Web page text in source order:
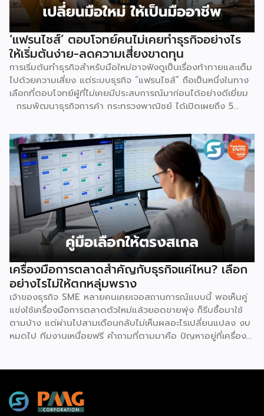
‘แฟรนไชส์’ ตอบโจทย์คนไม่เคยทำธุรกิจอย่างไร
ให้เริ่มต้นง่าย-ลดความเสี่ยงขาดทุน
การเริ่มต้นทำธุรกิจสำหรับมือใหม่อาจฟังดูเป็นเรื่องท้าทายและเต็ม
ไปด้วยความเสี่ยง แต่ระบบธุรกิจ “แฟรนไชส์” ถือเป็นหนึ่งในทาง
เลือกที่ตอบโจทย์ผู้ที่ไม่เคยมีประสบการณ์มาก่อนได้อย่างดีเยี่ยม
กรมพัฒนาธุรกิจการค้า กระทรวงพาณิชย์ ได้เปิดเผยถึง 5
การลงทุนที่น่าสนใจและช่วยลดอุปสรรคสำหรับผู้เริ่มต้นได้อย่างมี
ประสิทธิภาพ เหตุผลประการแรกคือ การมีโมเดลธุรกิจที่ชัดเจน
และพร้อมนำไปใช้ทันที ซึ่งถือเป็นการลดความเสี่ยงด้านการลงทุน
ได้อย่างดีที่สุด เนื่องจากผู้ลงทุนไม่จำเป็นต้องเสียเวลาลองผิด
ลองถูกเอง ระบบแฟรนไชส์ถูกออกแบบและผ่านการพิสูจน์ความ
สำเร็จมาแล้วโดยเจ้าของแบรนด์ ซึ่งมีการจัดเตรียมอุปกรณ์
โครงสร้างร้านตามมาตรฐาน พร้อมคู่มือการปฏิบัติงานที่ชัดเจน
อีกทั้งยังมีทีมงานคอยช่วยสอนงานทั้งภาคทฤษฎีและปฏิบัติก่อน
เปิดร้านจริง ทำให้ผู้ซื้อแฟรนไชส์สามารถควบคุมคุณภาพของ
สินค้าและบริการให้เป็นไปตามมาตรฐานได้อย่างง่ายดาย เหตุผล
ประการต่อมาคือ แบรนด์มีชื่อเสียงและมีฐานลูกค้าที่แข็งแกร่งอยู่
แล้ว การซื้อแฟรนไชส์ทำให้ผู้ลงทุนได้ครอบครองแบรนด์ที่เป็นที่
รู้จักในตลาด ส่งผลให้มีกลุ่มลูกค้าพร้อมอุดหนุนตั้งแต่วันแรกที่
เปิดทำการ นอกจากนี้ เจ้าของแบรนด์ยังทำการตลาด
ประชาสัมพันธ์ และสร้างการรับรู้แบรนด์อย่างต่อเนื่อง ซึ่งช่วยให้
ผู้ลงทุนประหยัดงบประมาณด้านการตลาดและสร้างความเชื่อมั่น
ให้กับผู้บริโภคได้อย่างรวดเร็ว ประการที่สามคือ การมีที่ปรึกษา
ทางธุรกิจอย่างใกล้ชิดตลอดระยะเวลาสัญญา คอยให้คำแนะนำ
และร่วมแก้ปัญหาต่างๆ ทำให้ผู้ลงทุนมั่นใจได้ว่าจะไม่ได้เดินอยู่บน
เครื่องมือการตลาดสำคัญกับธุรกิจแค่ไหน? เลือก
อย่างไรไม่ให้ตกหลุ่มพราง
เจ้าของธุรกิจ SME หลายคนเคยเจอสถานการณ์แบบนี้ พอเห็นคู่
แข่งใช้เครื่องมือการตลาดตัวใหม่แล้วยอดขายพุ่ง ก็รีบซื้อมาใช้
ตามบ้าง แต่ผ่านไปสามเดือนกลับไม่เห็นผลอะไรเปลี่ยนแปลง งบ
หมดไป ทีมงานเหนื่อยฟรี คำถามที่ตามมาคือ ปัญหาอยู่ที่เครื่อง
DAAT ชี้ว่าผู้เชี่ยวชาญแนะนำให้ธุรกิจจัดสรรงบประมาณราว 30%